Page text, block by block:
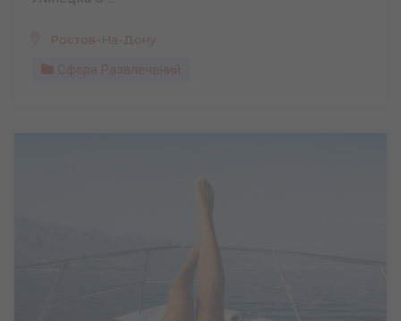
Ростов-На-Дону
Сфера Развлечений